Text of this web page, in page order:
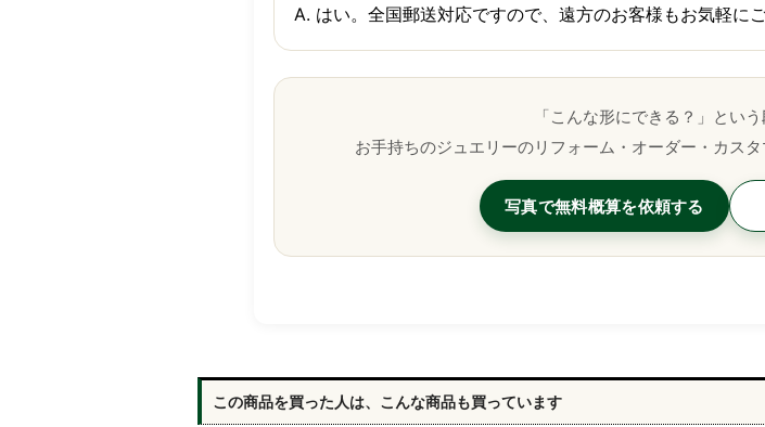
A. はい。全国郵送対応ですので、遠方のお客様もお気軽にご
「こんな形にできる？」とい
お手持ちのジュエリーのリフォーム・オーダー・カス
写真で無料概算を依頼する
この商品を買った人は、こんな商品も買っています